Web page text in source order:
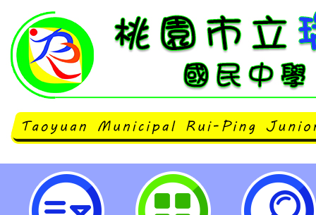
公告本校114學年度第1學期第7次
工作人員甄選結果-桃園市立瑞坪